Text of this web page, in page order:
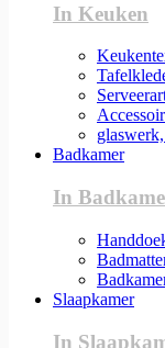
In Keuken
Badkamer
In
Slaapkamer
In